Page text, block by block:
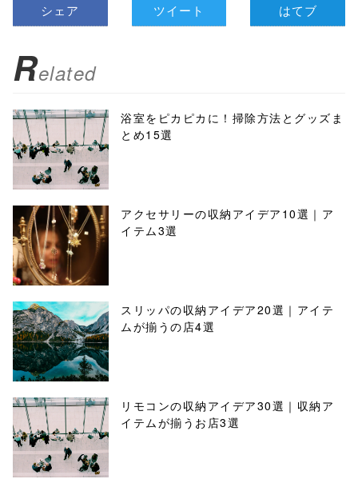
シェア ツイート はてブ
Related
浴室をピカピカに！掃除方法とグッズま
とめ15選
アクセサリーの収納アイデア10選｜ア
イテム3選
スリッパの収納アイデア20選｜アイテ
ムが揃うの店4選
リモコンの収納アイデア30選｜収納ア
イテムが揃うお店3選